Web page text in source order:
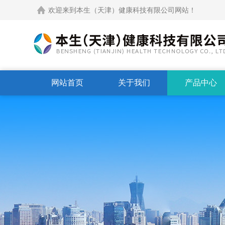
欢迎来到本生（天津）健康科技有限公司网站！
网站首页 关于我们 产品中心